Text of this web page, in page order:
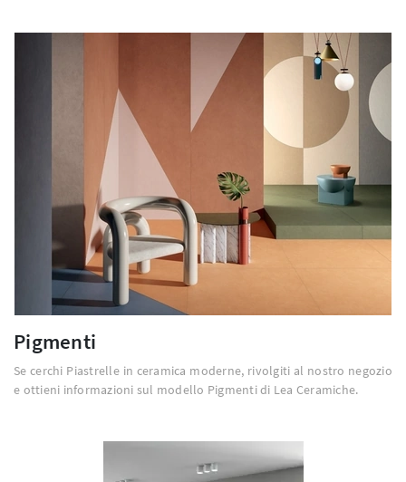
Pigmenti
Se cerchi Piastrelle in ceramica moderne, rivolgiti al nostro negozio
e ottieni informazioni sul modello Pigmenti di Lea Ceramiche.